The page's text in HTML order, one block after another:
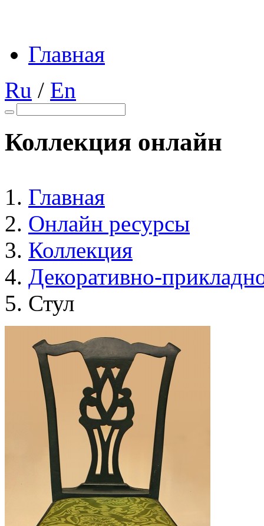
Главная
Ru / En
Коллекция онлайн
Главная
Онлайн ресурсы
Коллекция
Декоративно-
Стул